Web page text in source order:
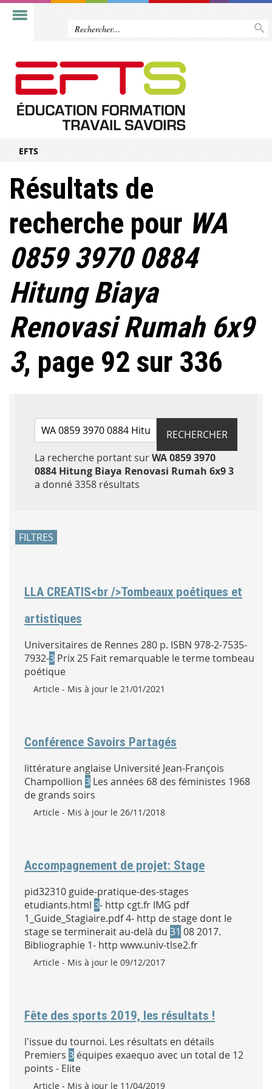
EFTS
Résultats de
recherche pour WA
0859 3970 0884
Hitung Biaya
Renovasi Rumah 6x9
3, page 92 sur 336
Rechercher par mots-clés
RECHERCHER
La recherche portant surWA 0859 3970
0884 Hitung Biaya Renovasi Rumah 6x9 3
a donné 3358 résultats
FILTRES
LLA CREATIS<br />Tombeaux poétiques et
artistiques
Universitaires de Rennes 280 p. ISBN 978-2-7535-
7932-3 Prix 25 Fait remarquable le terme tombeau
poétique
Type :
Article - Mis à jour le 21/01/2021
Conférence Savoirs Partagés
littérature anglaise Université Jean-François
Champollion 3 Les années 68 des féministes 1968
de grands soirs
Type :
Article - Mis à jour le 26/11/2018
Accompagnement de projet: Stage
pid32310 guide-pratique-des-stages
etudiants.html 3- http cgt.fr IMG pdf
1_Guide_Stagiaire.pdf 4- http de stage dont le
stage se terminerait au-delà du 31 08 2017.
Bibliographie 1- http www.univ-tlse2.fr
Type :
Article - Mis à jour le 09/12/2017
Fête des sports 2019, les résultats !
l'issue du tournoi. Les résultats en détails
Premiers 3 équipes exaequo avec un total de 12
points - Elite
Type :
Article - Mis à jour le 11/04/2019